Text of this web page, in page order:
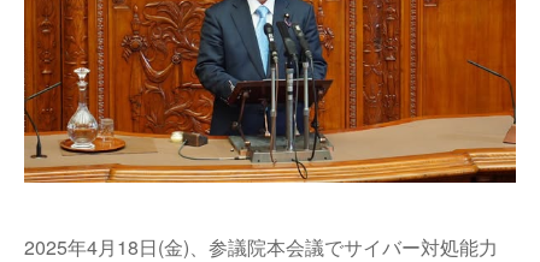
2025年4月18日(金)、参議院本会議でサイバー対処能力